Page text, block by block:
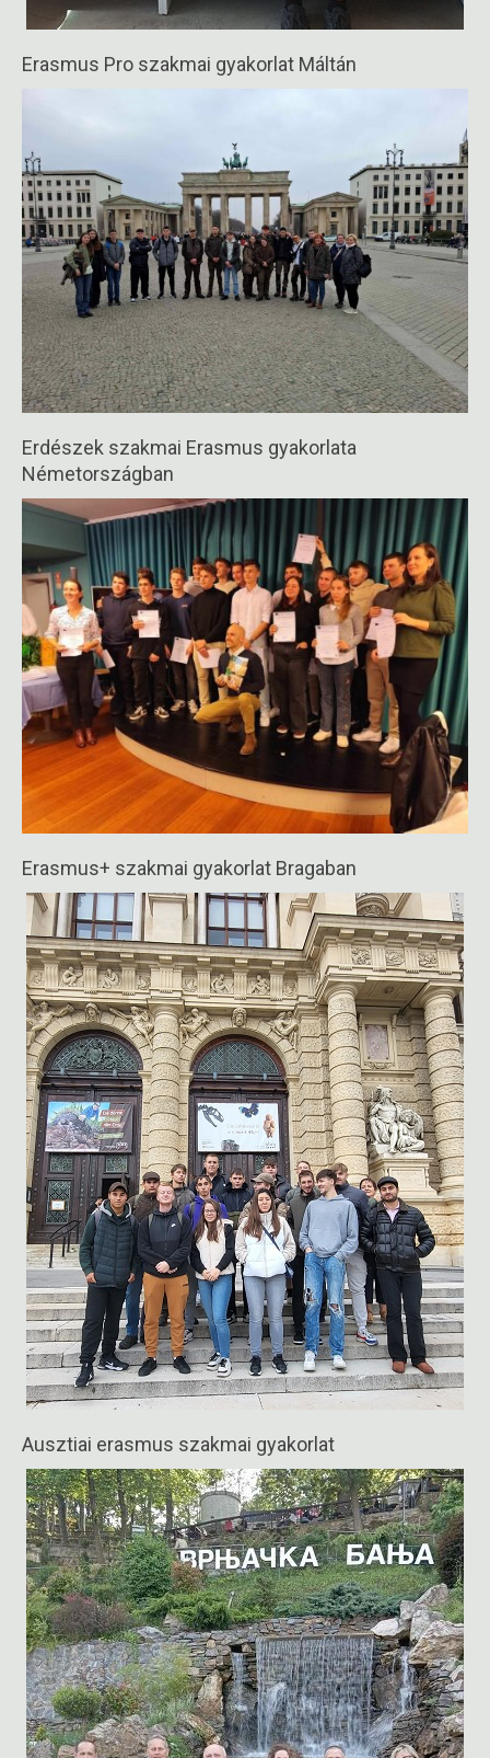
Erasmus Pro szakmai gyakorlat Máltán
Erdészek szakmai Erasmus gyakorlata
Németországban
2025-
12
Erasmus+ szakmai gyakorlat Bragaban
2024-
12-
04
Ausztiai erasmus szakmai gyakorlat
2024-
11-
06